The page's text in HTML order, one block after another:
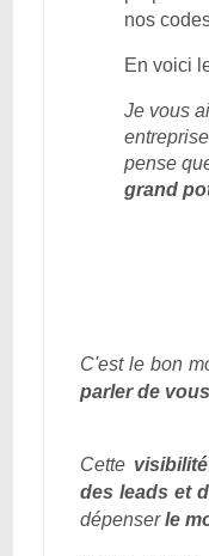
nos
En voici
Je vous
pense
grand
C'est le bon
parler de
Cette visibilité
des leads et
dépenserle